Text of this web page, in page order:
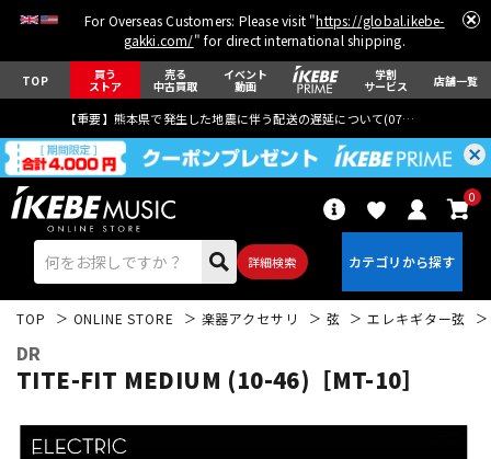
For Overseas Customers: Please visit "https://global.ikebe-
gakki.com/" for direct international shipping.
TOP 買う
ストア
売る
中古買取
イベント
動画
学割
サービス 店舗一覧
【重要】熊本県で発生した地震に伴う配送の遅延について(07月29日
詳細検索
0
エレキギター
TOP ONLINE STORE 楽器アクセサリ 弦 エレキギター弦
DR
TITE-FIT MEDIUM (10-46)［MT-10］